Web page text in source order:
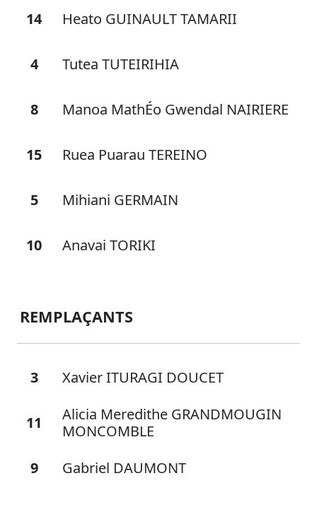
14 Heato GUINAULT TAMARII
4 Tutea TUTEIRIHIA
8 Manoa MathÉo Gwendal NAIRIERE
15 Ruea Puarau TEREINO
5 Mihiani GERMAIN
10 Anavai TORIKI
REMPLAÇANTS
3 Xavier ITURAGI DOUCET
11
Alicia Meredithe GRANDMOUGIN
MONCOMBLE
9
Gabriel DAUMONT